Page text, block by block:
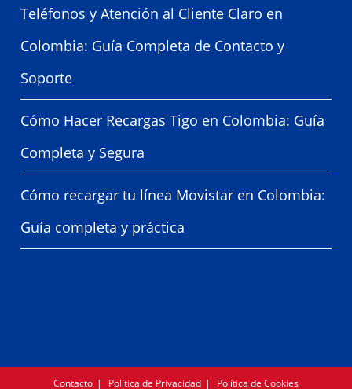
Teléfonos y Atención al Cliente Claro en
Colombia: Guía Completa de Contacto y
Soporte
Cómo Hacer Recargas Tigo en Colombia: Guía
Completa y Segura
Cómo recargar tu línea Movistar en Colombia:
Guía completa y práctica
Contacto Política de Privacidad Política de Cookies